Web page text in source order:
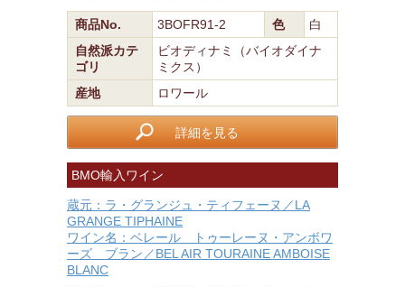
商品No. 3BOFR91-2 色
白
自然派カテ
ゴリ
ビオディナミ（バイオダイナ
ミクス）
産地
ロワール
詳細を見る
BMO輸入ワイン
蔵元：ラ・グランジュ・ティフェーヌ／LA
GRANGE TIPHAINE
ワイン名：ベレール トゥーレーヌ・アンボワ
ーズ ブラン／BEL AIR TOURAINE AMBOISE
BLANC